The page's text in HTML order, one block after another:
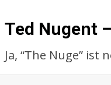
Ted Nugent
Ja, “The Nuge” ist